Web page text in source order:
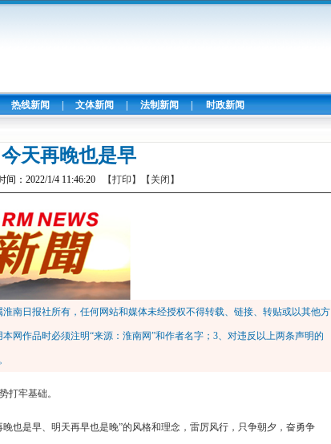
热线新闻 | 文体新闻 | 法制新闻 | 时政新闻
天再晚也是早
间：2022/1/4 11:46:20 【打印】 【关闭】
南日报社所有，任何网站和媒体未经授权不得转载、链接、转贴或以其他方
网作品时必须注明“来源：淮南网”和作者名字；3、对违反以上两条声明的
打牢基础。
也是早、明天再早也是晚”的风格和理念，雷厉风行，只争朝夕，奋勇争